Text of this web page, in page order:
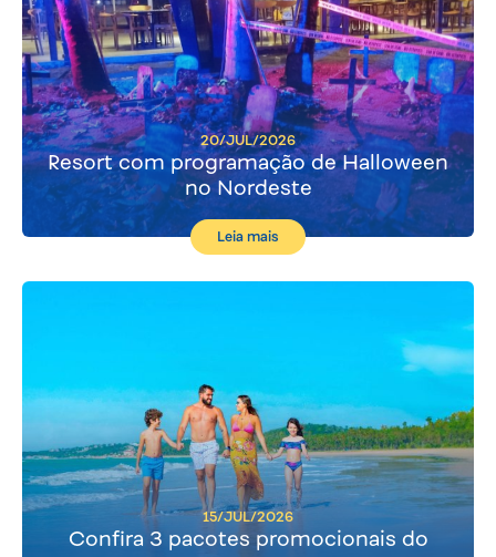
20/JUL/2026
Resort com programação de Halloween
no Nordeste
Leia mais
15/JUL/2026
Confira 3 pacotes promocionais do